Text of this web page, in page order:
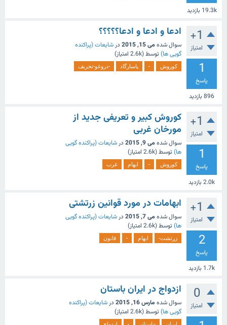
19.3k بازدید
+1
امتیاز
1
پاسخ
896 بازدید
ادعا و ادعا و ادعا؟؟؟؟؟
سوال شدهمی 15, 2015 در شایعات (پراکنده
گویی ها) توسط(
2.6k امتیاز)
کوروش - پاسارگاد -دروغو-تحریف
+1
امتیاز
1
پاسخ
2.0k بازدید
کوروش کبیر و تعریفی جدید از
مورخان غربی
سوال شدهمی 9, 2015 در شایعات (پراکنده گویی
ها) توسط(
2.6k امتیاز)
کوروش - ابهام غرب
+1
امتیاز
2
پاسخ
1.7k بازدید
ابهامات در مورد قوانین زرتشتی
سوال شدهمی 7, 2015 در شایعات (پراکنده گویی
ها) توسط(
2.6k امتیاز)
زرتشت- ابهام - قانون
0
امتیاز
ازدواج در ایران باستان
سوال شده مارس 16, 2015 در شایعات (پراکنده
گویی ها) توسط(
2.6k امتیاز)